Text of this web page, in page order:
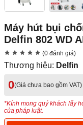
Máy hút bụi
Delfin 802 WD
(0 đánh giá)
Thương hiệu: Delfin
0(Giá chưa bao gồm VAT)
*Kính mong quý khách lấy
của pháp luật.